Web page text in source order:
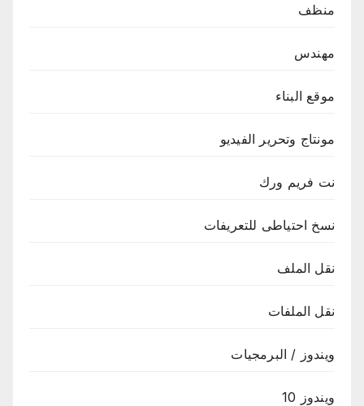
منظف
مهندس
موقع البناء
مونتاج وتحرير الفيديو
نت فريم ورك
نسخ احتياطى للتعريفات
نقل الملف
نقل الملفات
ويندوز / البرمجيات
ويندوز 10